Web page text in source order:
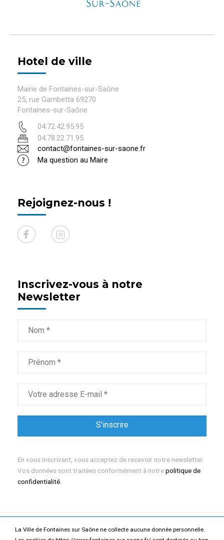
La Ville de Fontaines sur Saône ne collecte aucune donnée personnelle.
Hotel de ville
Mairie de Fontaines-sur-Saône
25, rue Gambetta 69270
Fontaines-sur-Saône
04.72.42.95.95
04.78.22.71.95
contact@fontaines-sur-saone.fr
Ma question au Maire
Rejoignez-nous !
Inscrivez-vous à notre
Newsletter
En vous inscrivant, vous acceptez de recevoir notre newsletter.
Vos données sont traitées conformément à notrepolitique de
confidentialité.
Mentions légales Politique de confidentialité